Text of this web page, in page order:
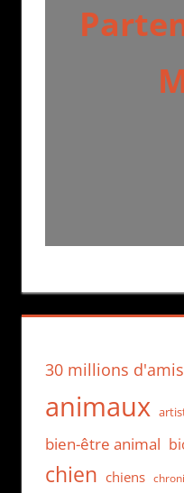
30 millions d'amis
animaux
bien-être animal
chien chiens